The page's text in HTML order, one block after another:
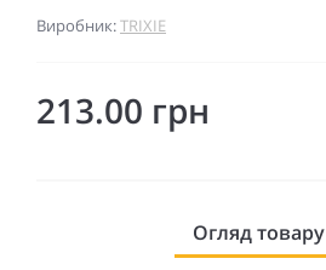
Виробник:TRIXIE
213.00 грн
Огляд товару